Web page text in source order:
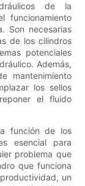
de la
funcionamiento
Son necesarias
de los cilindros
potenciales
Además,
mantenimiento
los sellos
el fluido
función de los
esencial para
problema que
que funciona
un